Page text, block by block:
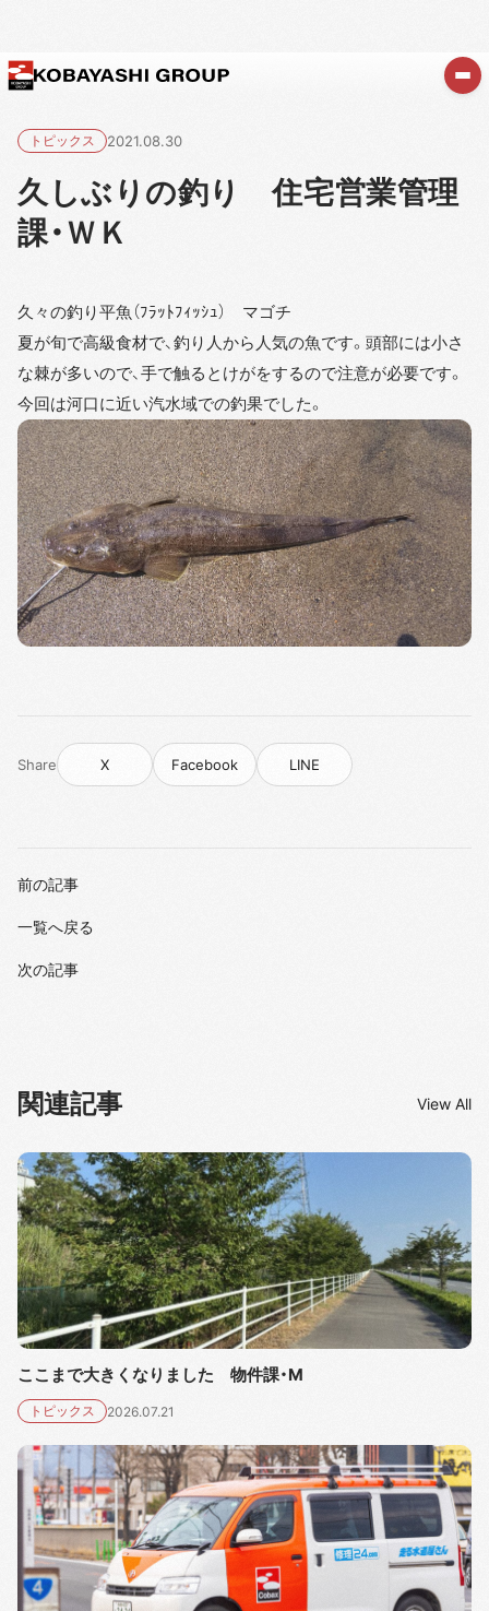
トピックス 2021.08.30
久しぶりの釣り 住宅営業管理
課・ＷＫ
久々の釣り平魚（ﾌﾗｯﾄﾌｨｯｼｭ） マゴチ
夏が旬で高級食材で、釣り人から人気の魚です。頭部には小さ
な棘が多いので、手で触るとけがをするので注意が必要です。
今回は河口に近い汽水域での釣果でした。
Share X Facebook LINE
前の記事
一覧へ戻る
次の記事
関連記事 View All
ここまで大きくなりました 物件課・M
トピックス 2026.07.21